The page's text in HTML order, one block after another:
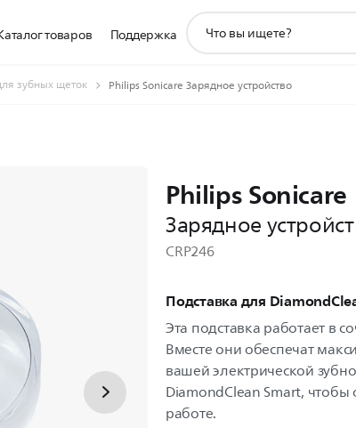
товаров Поддержка
поддержки
зубных щеток Philips Sonicare Зарядное устройство
Philips Sonicare
Зарядное
CRP246
Подставка для
Эта подставка работает в
Вместе они обеспечат
вашей электрической
DiamondClean Smart, чтобы
работе.